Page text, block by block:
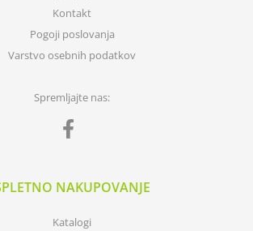
Kontakt
Pogoji poslovanja
Varstvo osebnih podatkov
Spremljajte nas:
NAKUPOVANJE
Katalogi